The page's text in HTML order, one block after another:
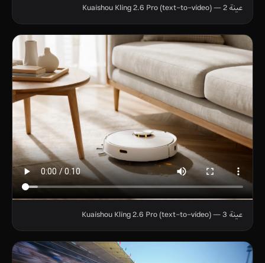
عينة 2 — Kuaishou Kling 2.6 Pro (text-to-video)
عينة 3 — Kuaishou Kling 2.6 Pro (text-to-video)